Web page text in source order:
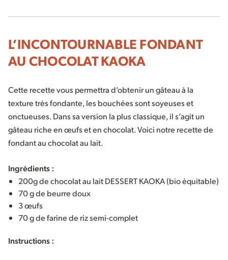
L’INCONTOURNABLE FONDANT
AU CHOCOLAT KAOKA
Cette recette vous permettra d’obtenir un gâteau à la
texture très fondante, les bouchées sont soyeuses et
onctueuses. Dans sa version la plus classique, il s’agit un
gâteau riche en œufs et en chocolat. Voici notre recette de
fondant au chocolat au lait.
Ingrédients :
200g de chocolat au lait DESSERT KAOKA (bio équitable)
70 g de beurre doux
3 œufs
70 g de farine de riz semi-complet
Instructions :